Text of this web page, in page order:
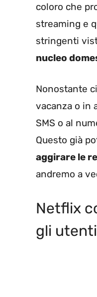
coloro che
streaming e
stringenti
nucleo
Nonostante
vacanza o in
SMS o al
Questo già
aggirare le
andremo a
Netflix
gli utenti